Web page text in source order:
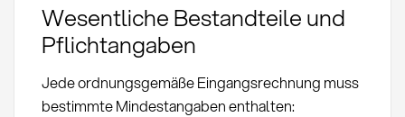
Wesentliche Bestandteile und
Pflichtangaben
Jede ordnungsgemäße Eingangsrechnung muss
bestimmte Mindestangaben enthalten: